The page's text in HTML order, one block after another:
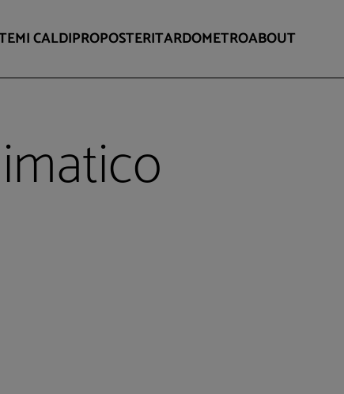
CALDIPROPOSTERITARDOMETROABOUT